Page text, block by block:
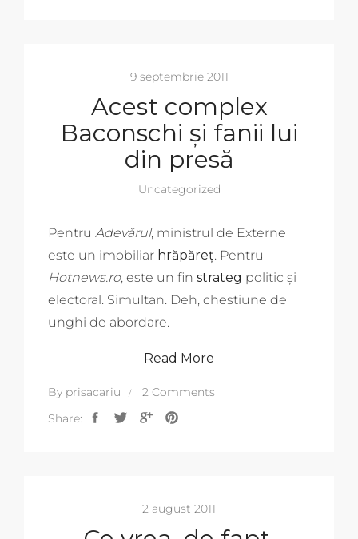
9 septembrie 2011
Acest complex
Baconschi și fanii lui
din presă
Uncategorized
Pentru Adevărul, ministrul de Externe
este un imobiliar hrăpăreț. Pentru
Hotnews.ro, este un fin strateg politic și
electoral. Simultan. Deh, chestiune de
unghi de abordare.
Read More
By prisacariu
2 Comments
Share:
2 august 2011